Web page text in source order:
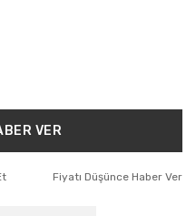
VER
Fiyatı Düşünce Haber Ver